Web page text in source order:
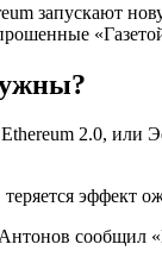
запускают
2.0, или
эффект
сообщил